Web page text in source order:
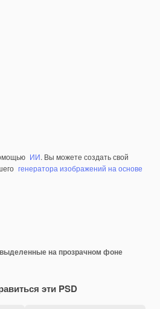
ИИ. Вы можете создать свой
генератора изображений на основе
на прозрачном фоне
эти PSD